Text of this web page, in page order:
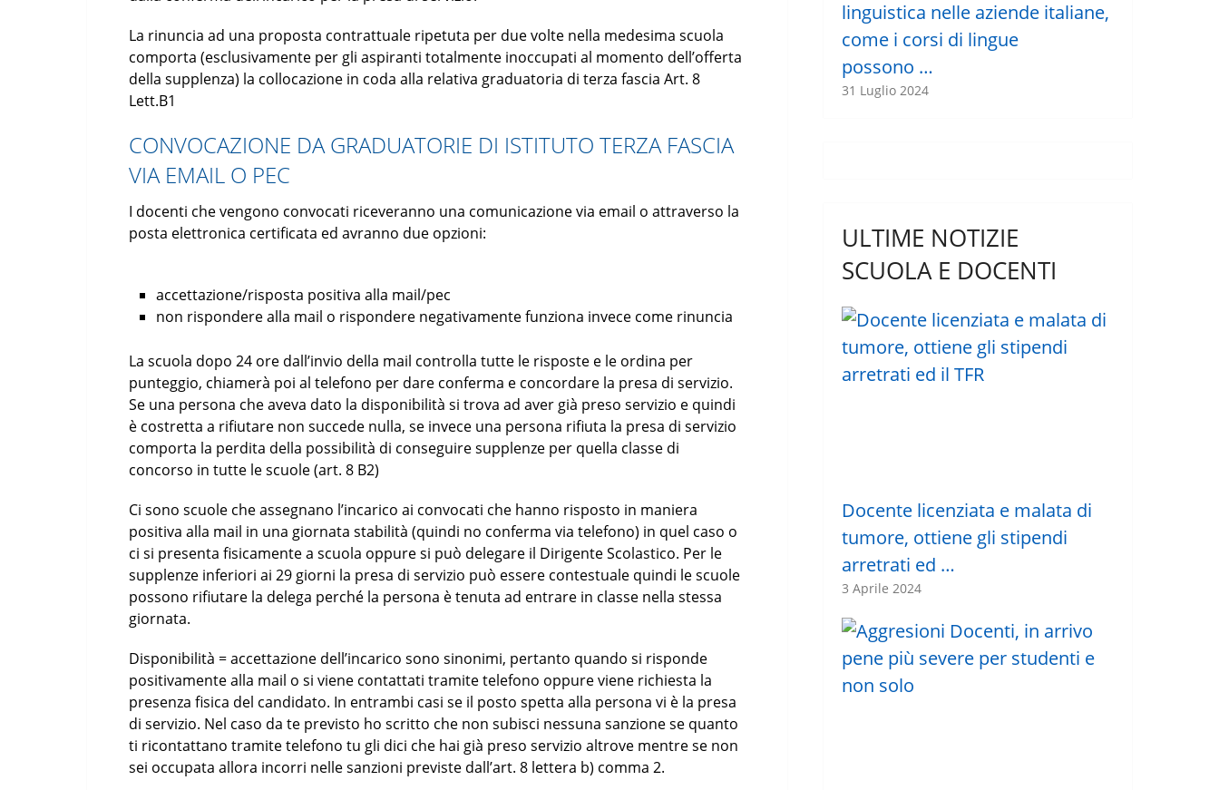
La rinuncia ad una proposta contrattuale ripetuta per due volte nella medesima scuola
comporta (esclusivamente per gli aspiranti totalmente inoccupati al momento dell’offerta
della supplenza) la collocazione in coda alla relativa graduatoria di terza fascia Art. 8
Lett.B1
CONVOCAZIONE DA GRADUATORIE DI ISTITUTO TERZA FASCIA
VIA EMAIL O PEC
I docenti che vengono convocati riceveranno una comunicazione via email o attraverso la
posta elettronica certificata ed avranno due opzioni:
accettazione/risposta positiva alla mail/pec
non rispondere alla mail o rispondere negativamente funziona invece come rinuncia
La scuola dopo 24 ore dall’invio della mail controlla tutte le risposte e le ordina per
punteggio, chiamerà poi al telefono per dare conferma e concordare la presa di servizio.
Se una persona che aveva dato la disponibilità si trova ad aver già preso servizio e quindi
è costretta a rifiutare non succede nulla, se invece una persona rifiuta la presa di servizio
comporta la perdita della possibilità di conseguire supplenze per quella classe di
concorso in tutte le scuole (art. 8 B2)
Ci sono scuole che assegnano l’incarico ai convocati che hanno risposto in maniera
positiva alla mail in una giornata stabilità (quindi no conferma via telefono) in quel caso o
ci si presenta fisicamente a scuola oppure si può delegare il Dirigente Scolastico. Per le
supplenze inferiori ai 29 giorni la presa di servizio può essere contestuale quindi le scuole
possono rifiutare la delega perché la persona è tenuta ad entrare in classe nella stessa
giornata.
Disponibilità = accettazione dell’incarico sono sinonimi, pertanto quando si risponde
positivamente alla mail o si viene contattati tramite telefono oppure viene richiesta la
presenza fisica del candidato. In entrambi casi se il posto spetta alla persona vi è la presa
di servizio. Nel caso da te previsto ho scritto che non subisci nessuna sanzione se quanto
ti ricontattano tramite telefono tu gli dici che hai già preso servizio altrove mentre se non
sei occupata allora incorri nelle sanzioni previste dall’art. 8 lettera b) comma 2.
linguistica nelle aziende italiane,
come i corsi di lingue
possono …
31 Luglio 2024
ULTIME NOTIZIE
SCUOLA E DOCENTI
Docente licenziata e malata di
tumore, ottiene gli stipendi
arretrati ed …
3 Aprile 2024